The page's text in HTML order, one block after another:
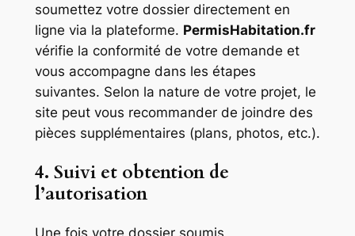
soumettez votre dossier directement en
ligne via la plateforme. PermisHabitation.fr
vérifie la conformité de votre demande et
vous accompagne dans les étapes
suivantes. Selon la nature de votre projet, le
site peut vous recommander de joindre des
pièces supplémentaires (plans, photos, etc.).
4. Suivi et obtention de
l’autorisation